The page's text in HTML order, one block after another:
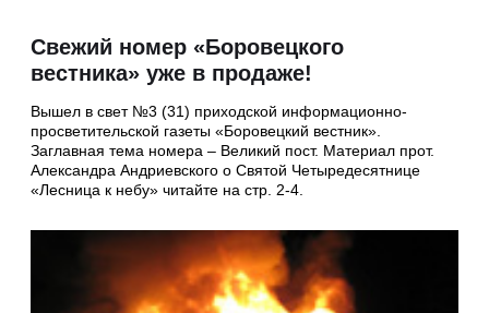
Свежий номер «Боровецкого
вестника» уже в продаже!
Вышел в свет №3 (31) приходской информационно-
просветительской газеты «Боровецкий вестник».
Заглавная тема номера – Великий пост. Материал прот.
Александра Андриевского о Святой Четыредесятнице
«Лесница к небу» читайте на стр. 2-4.